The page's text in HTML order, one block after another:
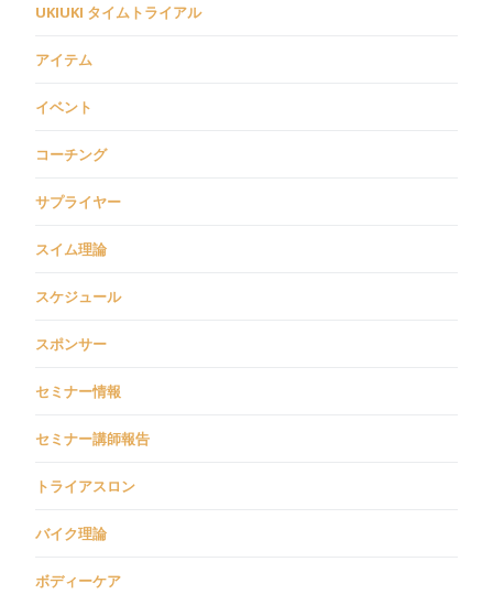
UKIUKI タイムトライアル
アイテム
イベント
コーチング
サプライヤー
スイム理論
スケジュール
スポンサー
セミナー情報
セミナー講師報告
トライアスロン
バイク理論
ボディーケア